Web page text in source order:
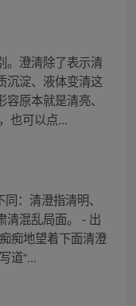
。澄清除了表示清
沉淀、液体变清这
原本就是清亮、
也可以点...
：清澄指清明、
清混乱局面。 - 出
痴地望着下面清澄
道“...